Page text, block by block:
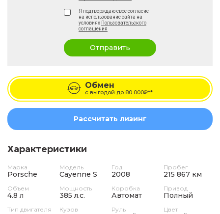
Я подтверждаю свое согласие
на использование сайта на
условиях Пользовательского
соглашения
Отправить
Обмен
с выгодой до 80 000₽**
Рассчитать лизинг
Характеристики
Марка
Porsche
Модель
Cayenne S
Год
2008
Пробег
215 867 км
Объем
4.8 л
Мощность
385 л.с.
Коробка
Автомат
Привод
Полный
Тип двигателя Кузов Руль Цвет